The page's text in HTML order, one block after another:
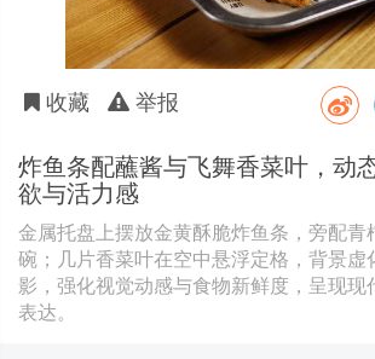
收藏 举报
炸鱼条配蘸酱与飞舞香菜叶，动
欲与活力感
金属托盘上摆放金黄酥脆炸鱼条，旁配青
碗；几片香菜叶在空中悬浮定格，背景虚
影，强化视觉动感与食物新鲜度，呈现现
表达。